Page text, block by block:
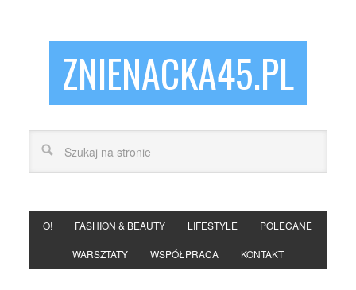
ZNIENACKA45.PL
O! FASHION & BEAUTY LIFESTYLE POLECANE
WARSZTATY WSPÓŁPRACA KONTAKT